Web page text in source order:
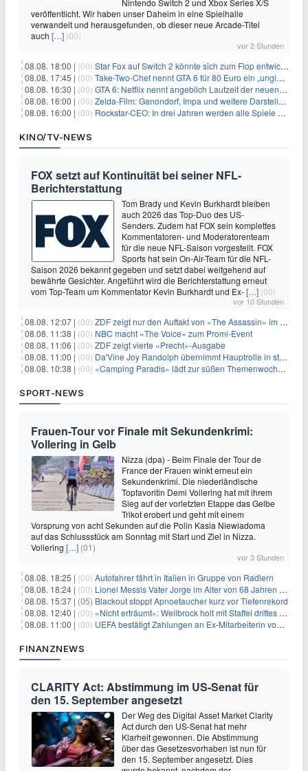
veröffentlicht. Wir haben unser Daheim in eine Spielhalle
verwandelt und herausgefunden, ob dieser neue Arcade-Titel
auch […] (00)
vor 2 Stunden
08.08. 18:00 | (00) Star Fox auf Switch 2 könnte sich zum Flop entwickeln
08.08. 17:45 | (00) Take-Two-Chef nennt GTA 6 für 80 Euro ein „unglaubliches Schnäppchen“
08.08. 16:30 | (00) GTA 6: Netflix nennt angeblich Laufzeit der neuen Gameplay-Präsentation
08.08. 16:00 | (00) Zelda-Film: Ganondorf, Impa und weitere Darsteller sollen feststehen
08.08. 16:00 | (00) Rockstar-CEO: In drei Jahren werden alle Spiele gestreamt
KINO/TV-NEWS
FOX setzt auf Kontinuität bei seiner NFL-
Berichterstattung
Tom Brady und Kevin Burkhardt bleiben
auch 2026 das Top-Duo des US-
Senders. Zudem hat FOX sein komplettes
Kommentatoren- und Moderatorenteam
für die neue NFL-Saison vorgestellt. FOX
Sports hat sein On-Air-Team für die NFL-
Saison 2026 bekannt gegeben und setzt dabei weitgehend auf
bewährte Gesichter. Angeführt wird die Berichterstattung erneut
vom Top-Team um Kommentator Kevin Burkhardt und Ex-[…] (00)
vor 10 Stunden
08.08. 12:07 | (00) ZDF zeigt nur den Auftakt von «The Assassin» im Fernsehen
08.08. 11:38 | (00) NBC macht «The Voice» zum Promi-Event
08.08. 11:06 | (00) ZDF zeigt vierte «Precht»-Ausgabe
08.08. 11:00 | (00) Da'Vine Joy Randolph übernimmt Hauptrolle in starbesetzter schwarzer Komödie
08.08. 10:38 | (00) «Camping Paradis» lädt zur süßen Themenwoche ein
SPORT-NEWS
Frauen-Tour vor Finale mit Sekundenkrimi:
Vollering in Gelb
Nizza (dpa) - Beim Finale der Tour de
France der Frauen winkt erneut ein
Sekundenkrimi. Die niederländische
Topfavoritin Demi Vollering hat mit ihrem
Sieg auf der vorletzten Etappe das Gelbe
Trikot erobert und geht mit einem
Vorsprung von acht Sekunden auf die Polin Kasia Niewiadoma
auf das Schlussstück am Sonntag mit Start und Ziel in Nizza.
Vollering […] (01)
vor 3 Stunden
08.08. 18:25 | (00) Autofahrer fährt in Italien in Gruppe von Radlern
08.08. 18:24 | (00) Lionel Messis Vater Jorge im Alter von 68 Jahren gestorben
08.08. 15:37 | (05) Blackout stoppt Apnoetaucher kurz vor Tiefenrekord
08.08. 12:40 | (00) «Nicht erträumt»: Wellbrock holt mit Staffel drittes EM-Gold
08.08. 11:00 | (00) UEFA bestätigt Zahlungen an Ex-Mitarbeiterin von Infantino
FINANZNEWS
CLARITY Act: Abstimmung im US-Senat für
den 15. September angesetzt
Der Weg des Digital Asset Market Clarity
Act durch den US-Senat hat mehr
Klarheit gewonnen. Die Abstimmung
über das Gesetzesvorhaben ist nun für
den 15. September angesetzt. Dies